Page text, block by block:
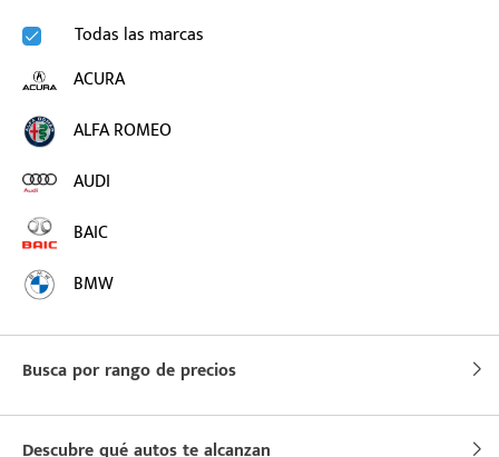
Todas las marcas
ACURA
ALFA ROMEO
AUDI
BAIC
BMW
BUICK
BYD
CADILLAC
Busca por rango de precios
Descubre qué autos te alcanzan